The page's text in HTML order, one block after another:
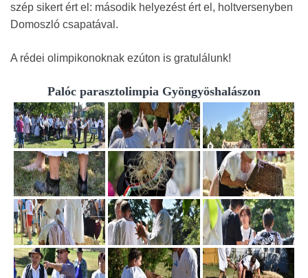
szép sikert ért el: második helyezést ért el, holtversenyben
Domoszló csapatával.
A rédei olimpikonoknak ezúton is gratulálunk!
Palóc parasztolimpia Gyöngyöshalászon